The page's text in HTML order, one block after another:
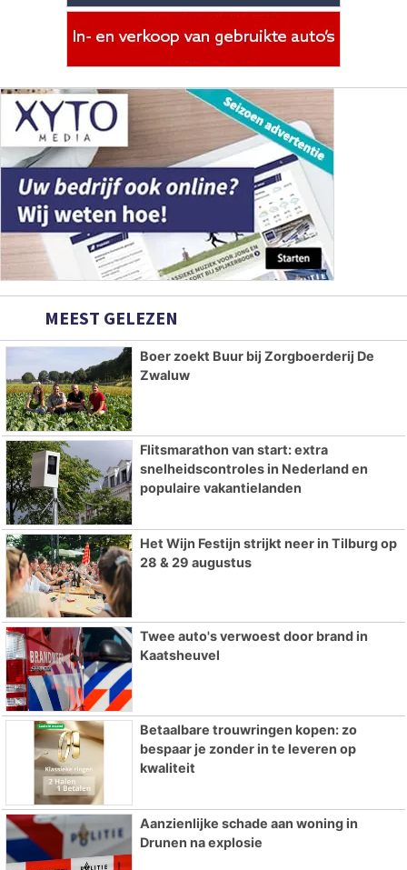
MEEST GELEZEN
Boer zoekt Buur bij Zorgboerderij De
Zwaluw
Flitsmarathon van start: extra
snelheidscontroles in Nederland en
populaire vakantielanden
Het Wijn Festijn strijkt neer in Tilburg op
28 & 29 augustus
Twee auto's verwoest door brand in
Kaatsheuvel
Betaalbare trouwringen kopen: zo
bespaar je zonder in te leveren op
kwaliteit
Aanzienlijke schade aan woning in
Drunen na explosie